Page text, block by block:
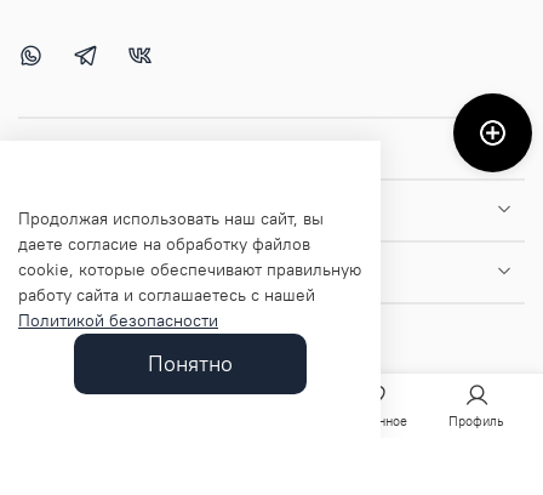
Помощь и информация
О магазине
Избранное Профиль
Продолжая использовать наш сайт, вы
даете согласие на обработку файлов
cookie, которые обеспечивают правильную
работу сайта и соглашаетесь с нашей
Политикой безопасности
Понятно